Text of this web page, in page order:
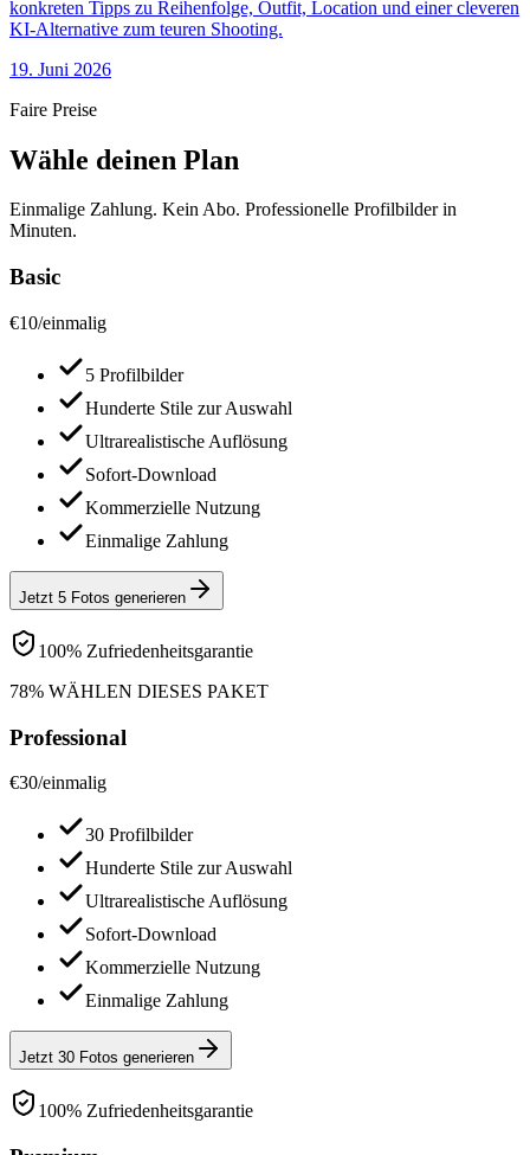
konkreten Tipps zu Reihenfolge, Outfit, Location und einer cleveren
KI-Alternative zum teuren Shooting.
19. Juni 2026
Faire Preise
Wähle deinen Plan
Einmalige Zahlung. Kein Abo. Professionelle Profilbilder in
Minuten.
Basic
€10/einmalig
5 Profilbilder
Hunderte Stile zur Auswahl
Ultrarealistische Auflösung
Sofort-Download
Kommerzielle Nutzung
Einmalige Zahlung
Jetzt 5 Fotos generieren
100% Zufriedenheitsgarantie
78% WÄHLEN DIESES PAKET
Professional
€30/einmalig
30 Profilbilder
Hunderte Stile zur Auswahl
Ultrarealistische Auflösung
Sofort-Download
Kommerzielle Nutzung
Einmalige Zahlung
Jetzt 30 Fotos generieren
100% Zufriedenheitsgarantie